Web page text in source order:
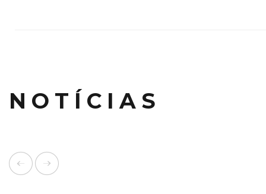
NOTÍCIAS